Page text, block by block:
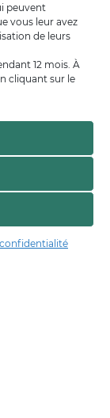
peuvent
vous leur avez
de leurs
12 mois. À
cliquant sur le